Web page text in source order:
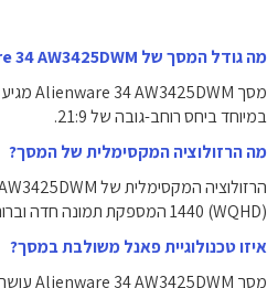
מה גודל המסך של Alienware 34 AW3425DWM?
במיוחד ביחס רוחב-גובה של ‎21:9‎.
מה הרזולוציה המקסימלית של המסך?
1440‎ (WQHD) המספקת תמונה חדה וברורה.
איזו טכנולוגיית פאנל משולבת במסך?